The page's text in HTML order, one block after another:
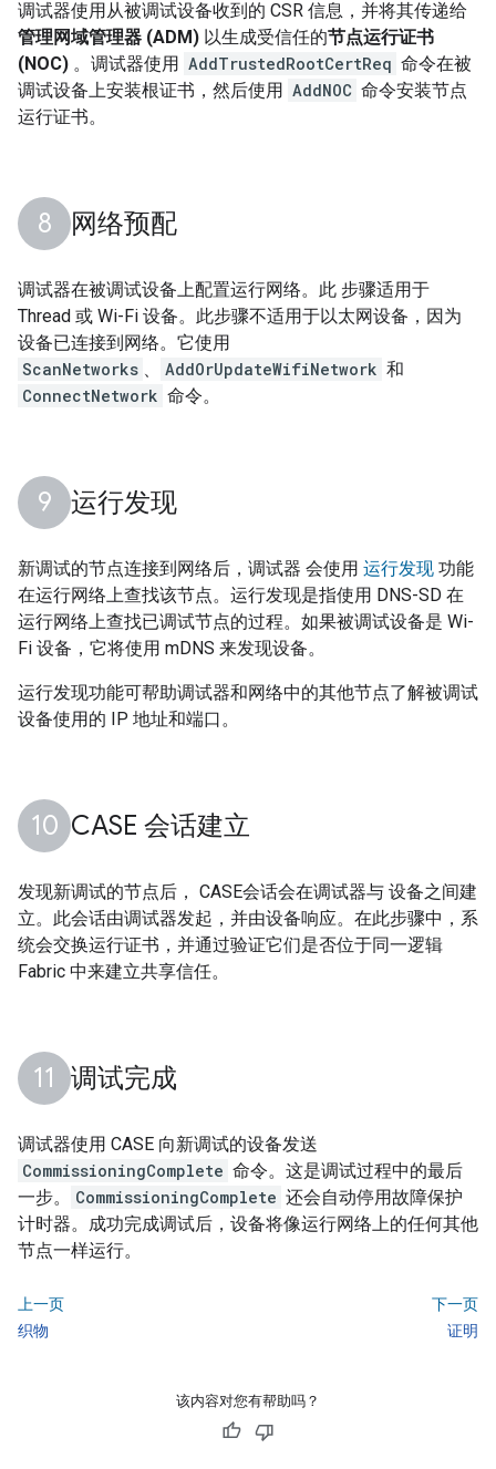
调试器使用从被调试设备收到的 CSR 信息，并将其传递给
管理网域管理器 (ADM) 以生成受信任的节点运行证书
(NOC) 。调试器使用 AddTrustedRootCertReq 命令在被
调试设备上安装根证书，然后使用 AddNOC 命令安装节点
运行证书。
网络预配
调试器在被调试设备上配置运行网络。此 步骤适用于
Thread 或 Wi-Fi 设备。此步骤不适用于以太网设备，因为
设备已连接到网络。它使用
ScanNetworks 、 AddOrUpdateWifiNetwork 和
ConnectNetwork 命令。
运行发现
新调试的节点连接到网络后，调试器 会使用 运行发现 功能
在运行网络上查找该节点。运行发现是指使用 DNS-SD 在
运行网络上查找已调试节点的过程。如果被调试设备是 Wi-
Fi 设备，它将使用 mDNS 来发现设备。
运行发现功能可帮助调试器和网络中的其他节点了解被调试
设备使用的 IP 地址和端口。
CASE 会话建立
发现新调试的节点后， CASE会话会在调试器与 设备之间建
立。此会话由调试器发起，并由设备响应。在此步骤中，系
统会交换运行证书，并通过验证它们是否位于同一逻辑
Fabric 中来建立共享信任。
调试完成
调试器使用 CASE 向新调试的设备发送
CommissioningComplete 命令。这是调试过程中的最后
一步。
CommissioningComplete 还会自动停用故障保护
计时器。成功完成调试后，设备将像运行网络上的任何其他
节点一样运行。
上一页
织物
下一页
证明
该内容对您有帮助吗？